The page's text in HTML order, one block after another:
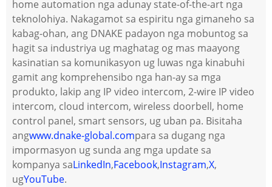
home automation nga adunay state-of-the-art nga
teknolohiya. Nakagamot sa espiritu nga gimaneho sa
kabag-ohan, ang DNAKE padayon nga mobuntog sa
hagit sa industriya ug maghatag og mas maayong
kasinatian sa komunikasyon ug luwas nga kinabuhi
gamit ang komprehensibo nga han-ay sa mga
produkto, lakip ang IP video intercom, 2-wire IP video
intercom, cloud intercom, wireless doorbell, home
control panel, smart sensors, ug uban pa. Bisitaha
angwww.dnake-global.compara sa dugang nga
impormasyon ug sunda ang mga update sa
kompanya saLinkedIn,Facebook,Instagram,X,
ugYouTube.